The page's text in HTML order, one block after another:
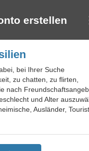
erstellen
bei Ihrer Suche
zu chatten, zu flirten,
nach
und Alter
Ausländer,